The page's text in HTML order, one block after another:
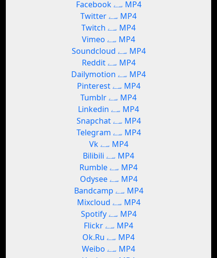
Facebook سے MP4
Twitter سے MP4
Twitch سے MP4
Vimeo سے MP4
Soundcloud سے MP4
Reddit سے MP4
Dailymotion سے MP4
Pinterest سے MP4
Tumblr سے MP4
Linkedin سے MP4
Snapchat سے MP4
Telegram سے MP4
Vk سے MP4
Bilibili سے MP4
Rumble سے MP4
Odysee سے MP4
Bandcamp سے MP4
Mixcloud سے MP4
Spotify سے MP4
Flickr سے MP4
Ok.Ru سے MP4
Weibo سے MP4